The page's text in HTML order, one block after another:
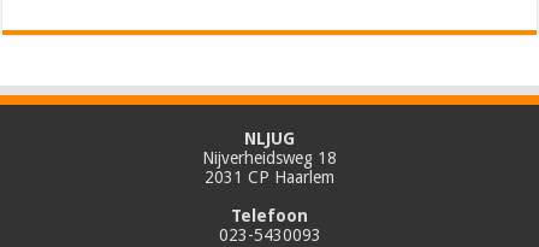
NLJUG
Nijverheidsweg 18
2031 CP Haarlem
Telefoon
023-5430093